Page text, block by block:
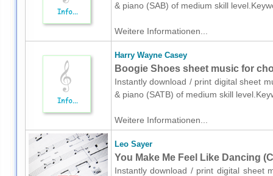
& piano (SAB) of medium skill
Weitere Informationen...
Harry Wayne Casey
Boogie Shoes sheet music for
Instantly download / print digital sheet
& piano (SATB) of medium skill
Weitere Informationen...
Leo Sayer
You Make Me Feel Like Dancing
Instantly download / print digital sheet